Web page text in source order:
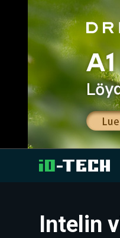
Intelin